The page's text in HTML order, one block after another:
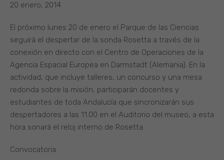
20 enero, 2014
El próximo lunes 20 de enero el Parque de las Ciencias
seguirá el despertar de la sonda Rosetta a través de la
conexión en directo con el Centro de Operaciones de la
Agencia Espacial Europea en Darmstadt (Alemania). En la
actividad, que incluye talleres, un concurso y una mesa
redonda sobre la misión, participarán docentes y
estudiantes de toda Andalucía que sincronizarán sus
despertadores a las 11.00 en el Auditorio del museo, a esta
hora sonará el reloj interno de Rosetta.
Convocatoria: